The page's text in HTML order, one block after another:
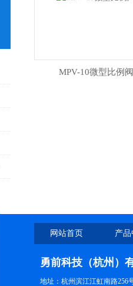
MPV-10微型比例阀
网站首页 产
勇前科技（杭州）
地址：杭州滨江江虹南路256